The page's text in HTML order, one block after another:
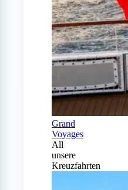
Grand
Voyages
All
unsere
Kreuzfahrten